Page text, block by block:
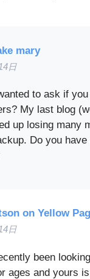
mary
日
to ask if
My last blog
up losing many
Do you
on Yellow
日
been
ages and yours